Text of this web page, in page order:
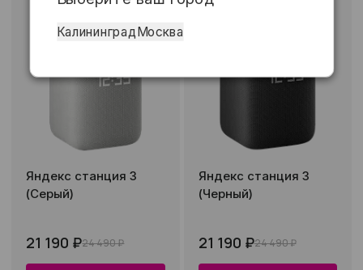
Яндекс станция 3
(Серый)
21 190 ₽24 490 ₽
Яндекс станция 3
(Черный)
21 190 ₽24 490 ₽
Калининград Москва